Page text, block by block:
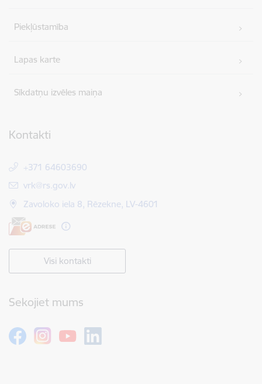
Piekļūstamība
Lapas karte
Sīkdatņu izvēles maiņa
Kontakti
+371 64603690
E-pasts:
vrk@rs.gov.lv
Zavoloko iela 8, Rēzekne, LV-4601
Visi kontakti
Sekojiet mums